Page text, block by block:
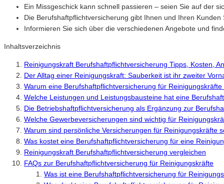
Ein Missgeschick kann schnell passieren – seien Sie auf der
Die Berufshaftpflichtversicherung gibt Ihnen und Ihren Kunden
Informieren Sie sich über die verschiedenen Angebote und
Inhaltsverzeichnis
Reinigungskraft Berufshaftpflichtversicherung Tipps, Kosten,
Der Alltag einer Reinigungskraft: Sauberkeit ist ihr zweiter
Warum eine Berufshaftpflichtversicherung für Reinigungskräfte
Welche Leistungen und Leistungsbausteine hat eine
Die Betriebshaftpflichtversicherung als Ergänzung zur
Welche Gewerbeversicherungen sind wichtig für
Warum sind persönliche Versicherungen für Reinigungskräfte
Was kostet eine Berufshaftpflichtversicherung für eine
Reinigungskraft Berufshaftpflichtversicherung vergleichen
FAQs zur Berufshaftpflichtversicherung für Reinigungskräfte
Was ist eine Berufshaftpflichtversicherung für